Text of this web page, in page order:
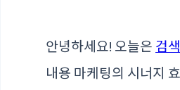
안녕하세요! 오늘은 검
내용 마케팅의 시너지